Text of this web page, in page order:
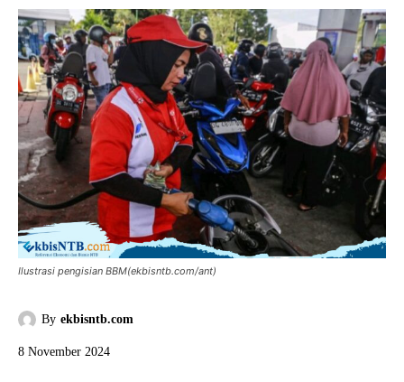
Ilustrasi pengisian BBM(ekbisntb.com/ant)
By ekbisntb.com
8 November 2024